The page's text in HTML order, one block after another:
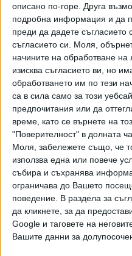
описано по-горе. Друга
подробна информация и да
преди да дадете съгласието
съгласието си.
Моля,
начините на обработване
изисква съгласието ви, но
обработването им по тези
са в сила само за този
предпочитания или да
време, като се върнете на
"Поверителност" в долната
Моля, забележете също, че
използва една или повече
събира и съхранява
ограничава до Вашето
поведение. В раздела за
да кликнете, за да
Google и таговете на
Вашите данни за
Ако искате да подкрепите
и качествена журналистика в
можете да направите дарение
PayPal
Ключови думи: козирог,зоопарк
Още новини по
в Бургас
05 Авг. 2026